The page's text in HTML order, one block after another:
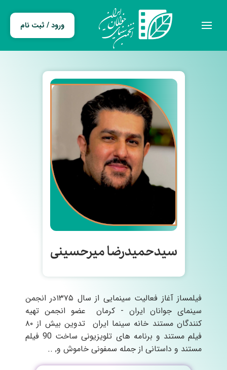
ورود / ثبت نام
فیلمساز آغاز فعالیت سینمایی از سال ۱۳۷۵در انجمن
سینمای جوانان ایران - کرمان عضو انجمن تهیه
کنندگان مستند خانه سینما ایران تدوین بیش از ۸۰
فیلم مستند و برنامه های تلویزیونی ساخت 90 فیلم
مستند و داستانی از جمله سمفونی خاموش و, ..
سیدحمیدرضا میرحسینی